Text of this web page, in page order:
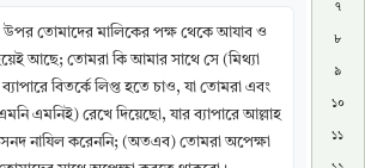
তোমাদের মালিকের পক্ষ থেকে আযাব ও
আছে; তোমরা কি আমার সাথে সে (মিথ্যা
বিতর্কে লিপ্ত হতে চাও, যা তোমরা এবং
এমনিই) রেখে দিয়েছো, যার ব্যাপারে আল্লাহ
নাযিল করেননি; (অতএব) তোমরা অপেক্ষা
৭
৮
৯
১০
১১